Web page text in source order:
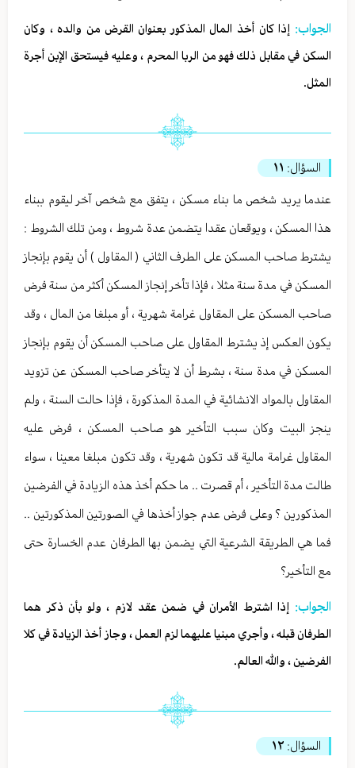
الجواب: إذا كان أخذ المال المذكور بعنوان القرض من والده ، وكان
السكن في مقابل ذلك فهو من الربا المحرم ، وعليه فيستحق الإبن أجرة
المثل.
السؤال: ١١
عندما يريد شخص ما بناء مسكن ، يتفق مع شخص آخر ليقوم ببناء
هذا المسكن ، ويوقعان عقدا يتضمن عدة شروط ، ومن تلك الشروط :
يشترط صاحب المسكن على الطرف الثاني ( المقاول ) أن يقوم بإنجاز
المسكن في مدة سنة مثلا ، فإذا تأخر إنجاز المسكن أكثر من سنة فرض
صاحب المسكن على المقاول غرامة شهرية ، أو مبلغا من المال ، وقد
يكون العكس إذ يشترط المقاول على صاحب المسكن أن يقوم بإنجاز
المسكن في مدة سنة ، بشرط أن لا يتأخر صاحب المسكن عن تزويد
المقاول بالمواد الانشائية في المدة المذكورة ، فإذا حالت السنة ، ولم
ينجز البيت وكان سبب التأخير هو صاحب المسكن ، فرض عليه
المقاول غرامة مالية قد تكون شهرية ، وقد تكون مبلغا معينا ، سواء
طالت مدة التأخير ، أم قصرت .. ما حكم أخذ هذه الزيادة في الفرضين
المذكورين ؟ وعلى فرض عدم جواز أخذها في الصورتين المذكورتين ..
فما هي الطريقة الشرعية التي يضمن بها الطرفان عدم الخسارة حتى
مع التأخير؟
الجواب: إذا اشترط الأمران في ضمن عقد لازم ، ولو بأن ذكر هما
الطرفان قبله ، وأجري مبنيا عليهما لزم العمل ، وجاز أخذ الزيادة في كلا
الفرضين ، والله العالم.
السؤال: ١٢